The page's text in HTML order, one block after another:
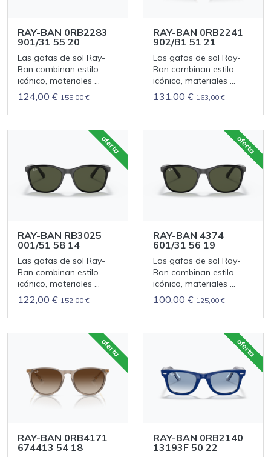
RAY-BAN 0RB2283
901/31 55 20
Las gafas de sol Ray-
Ban combinan estilo
icónico, materiales ...
124,00 € 155,00 €
RAY-BAN 0RB2241
902/B1 51 21
Las gafas de sol Ray-
Ban combinan estilo
icónico, materiales ...
131,00 € 163,00 €
RAY-BAN RB3025
001/51 58 14
Las gafas de sol Ray-
Ban combinan estilo
icónico, materiales ...
122,00 € 152,00 €
oferta
RAY-BAN 4374
601/31 56 19
Las gafas de sol Ray-
Ban combinan estilo
icónico, materiales ...
100,00 € 125,00 €
oferta
RAY-BAN 0RB4171
674413 54 18
oferta
RAY-BAN 0RB2140
13193F 50 22
oferta